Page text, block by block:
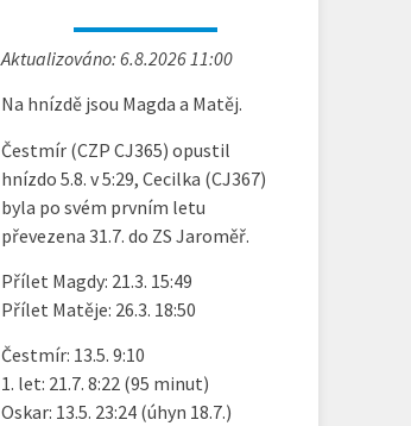
Aktualizováno: 6.8.2026 11:00
Na hnízdě jsou Magda a Matěj.
Čestmír (CZP CJ365) opustil
hnízdo 5.8. v 5:29, Cecilka (CJ367)
byla po svém prvním letu
převezena 31.7. do ZS Jaroměř.
Přílet Magdy: 21.3. 15:49
Přílet Matěje: 26.3. 18:50
Čestmír: 13.5. 9:10
1. let: 21.7. 8:22 (95 minut)
Oskar: 13.5. 23:24 (úhyn 18.7.)